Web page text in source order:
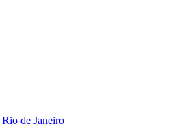
Rio de Janeiro